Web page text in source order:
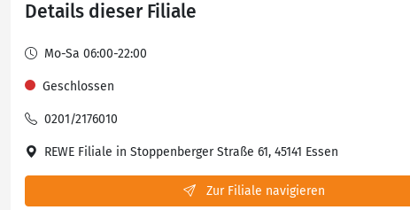
Details dieser Filiale
Mo-Sa 06:00-22:00
Geschlossen
0201/2176010
REWE Filiale in Stoppenberger Straße 61, 45141 Essen
Zur Filiale navigieren